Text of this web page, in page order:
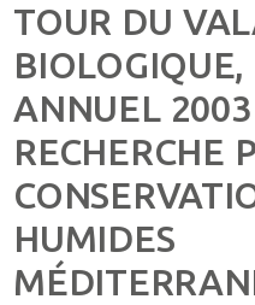
TOUR DU
ANNUEL
RECHERCHE
HUMIDES